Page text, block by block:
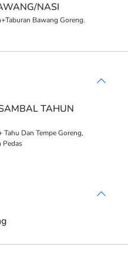
NASI
Bawang Goreng.
TAHUN
Dan Tempe Goreng,
Pedas